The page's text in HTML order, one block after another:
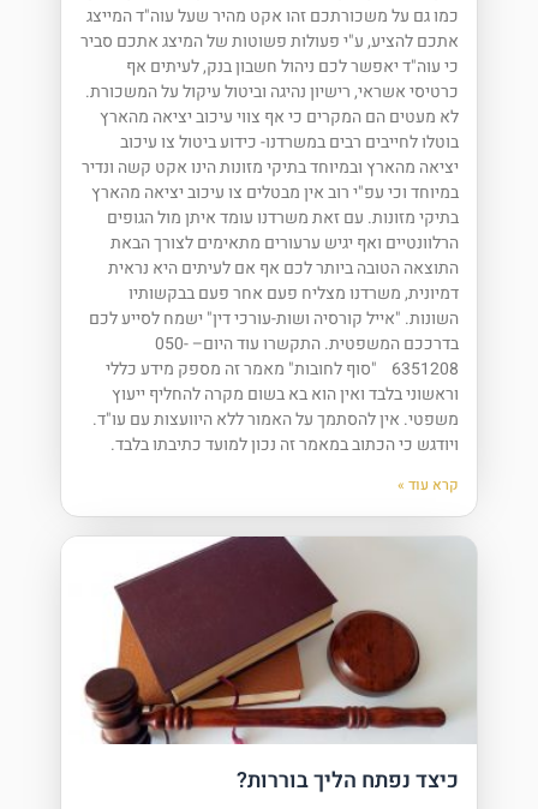
כמו גם על משכורתכם זהו אקט מהיר שעל עוה"ד המייצג
אתכם להציע, ע"י פעולות פשוטות של המיצג אתכם סביר
כי עוה"ד יאפשר לכם ניהול חשבון בנק, לעיתים אף
כרטיסי אשראי, רישיון נהיגה וביטול עיקול על המשכורת.
לא מעטים הם המקרים כי אף צווי עיכוב יציאה מהארץ
בוטלו לחייבים רבים במשרדנו- כידוע ביטול צו עיכוב
יציאה מהארץ ובמיוחד בתיקי מזונות הינו אקט קשה ונדיר
במיוחד וכי עפ"י רוב אין מבטלים צו עיכוב יציאה מהארץ
בתיקי מזונות. עם זאת משרדנו עומד איתן מול הגופים
הרלוונטיים ואף יגיש ערעורים מתאימים לצורך הבאת
התוצאה הטובה ביותר לכם אף אם לעיתים היא נראית
דמיונית, משרדנו מצליח פעם אחר פעם בבקשותיו
השונות. "אייל קורסיה ושות-עורכי דין" ישמח לסייע לכם
בדרככם המשפטית. התקשרו עוד היום– 050-
6351208 "סוף לחובות" מאמר זה מספק מידע כללי
וראשוני בלבד ואין הוא בא בשום מקרה להחליף ייעוץ
משפטי. אין להסתמך על האמור ללא היוועצות עם עו"ד.
ויודגש כי הכתוב במאמר זה נכון למועד כתיבתו בלבד.
קרא עוד »
כיצד נפתח הליך בוררות?